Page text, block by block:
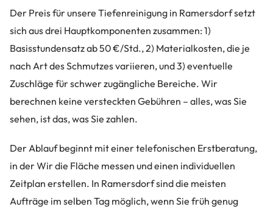
Der Preis für unsere Tiefenreinigung in Ramersdorf setzt
sich aus drei Hauptkomponenten zusammen: 1)
Basisstundensatz ab 50 €/Std., 2) Materialkosten, die je
nach Art des Schmutzes variieren, und 3) eventuelle
Zuschläge für schwer zugängliche Bereiche. Wir
berechnen keine versteckten Gebühren – alles, was Sie
sehen, ist das, was Sie zahlen.
Der Ablauf beginnt mit einer telefonischen Erstberatung,
in der Wir die Fläche messen und einen individuellen
Zeitplan erstellen. In Ramersdorf sind die meisten
Aufträge im selben Tag möglich, wenn Sie früh genug